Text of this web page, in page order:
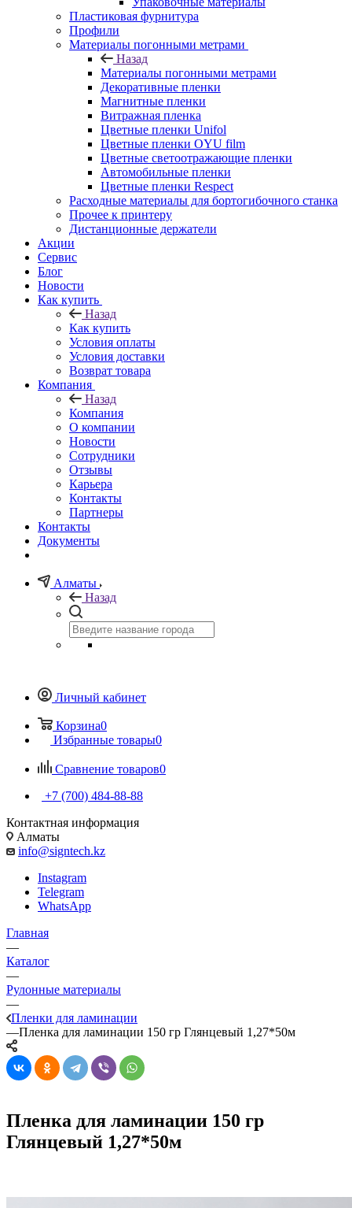
Пластиковая фурнитура
Профили
Материалы погонными метрами
Назад
Материалы погонными метрами
Декоративные пленки
Магнитные пленки
Витражная пленка
Цветные пленки Unifol
Цветные пленки OYU film
Цветные светоотражающие пленки
Автомобильные пленки
Цветные пленки Respect
Расходные материалы для бортогибочного станка
Прочее к принтеру
Дистанционные держатели
Акции
Сервис
Блог
Новости
Как купить
Назад
Как купить
Условия оплаты
Условия доставки
Возврат товара
Компания
Назад
Компания
О компании
Новости
Сотрудники
Отзывы
Карьера
Контакты
Партнеры
Контакты
Документы
Алматы
Назад
Личный кабинет
Корзина0
Избранные товары0
Сравнение товаров0
+7 (700) 484-88-88
Контактная информация
Алматы
info@signtech.kz
Instagram
Telegram
WhatsApp
Главная
—
Каталог
—
Рулонные материалы
—
Пленки для ламинации
—Пленка для ламинации 150 гр Глянцевый 1,27*50м
Пленка для ламинации 150 гр
Глянцевый 1,27*50м